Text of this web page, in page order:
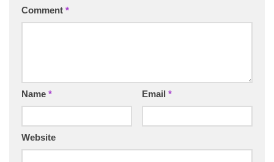
Comment *
Name * Email *
Website